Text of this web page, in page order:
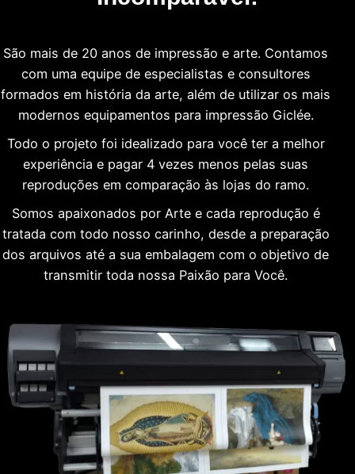
São mais de 20 anos de impressão e arte. Contamos
com uma equipe de especialistas e consultores
formados em história da arte, além de utilizar os mais
modernos equipamentos para impressão Giclée.
Todo o projeto foi idealizado para você ter a melhor
experiência e pagar 4 vezes menos pelas suas
reproduções em comparação às lojas do ramo.
Somos apaixonados por Arte e cada reprodução é
tratada com todo nosso carinho, desde a preparação
dos arquivos até a sua embalagem com o objetivo de
transmitir toda nossa Paixão para Você.